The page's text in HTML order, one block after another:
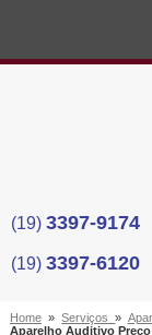
(19) 3397-9174
(19) 3397-6120
Home »Serviços»
Aparelho Auditivo